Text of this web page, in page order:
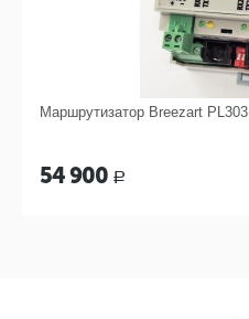
Маршрутизатор Breezart PL303
54 900 Р